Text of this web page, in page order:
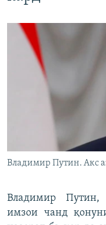
Владимир Путин. Акс
Владимир Путин,
имзои чанд